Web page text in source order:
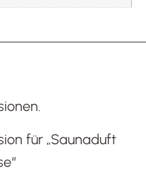
für „Saunaduft